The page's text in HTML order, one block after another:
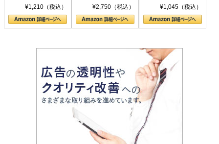
シリーズ)¥1,210（税込）
〈ヤヌス〉の二つ
の顔
¥2,750（税込）
ル新書)¥1,045（税込）